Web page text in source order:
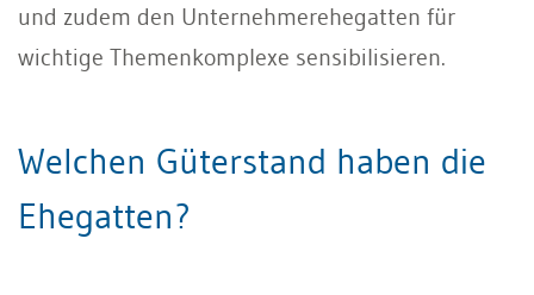
und zudem den Unternehmerehegatten für
wichtige Themenkomplexe sensibilisieren.
Welchen Güterstand haben die
Ehegatten?